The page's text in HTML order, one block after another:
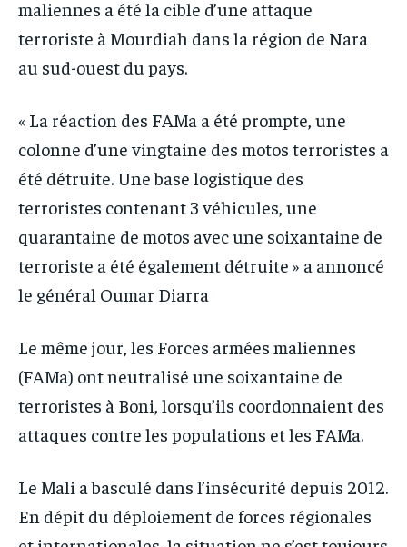
maliennes a été la cible d’une attaque
terroriste à Mourdiah dans la région de Nara
au sud-ouest du pays.
« La réaction des FAMa a été prompte, une
colonne d’une vingtaine des motos terroristes a
été détruite. Une base logistique des
terroristes contenant 3 véhicules, une
quarantaine de motos avec une soixantaine de
terroriste a été également détruite » a annoncé
le général Oumar Diarra
Le même jour, les Forces armées maliennes
(FAMa) ont neutralisé une soixantaine de
terroristes à Boni, lorsqu’ils coordonnaient des
attaques contre les populations et les FAMa.
Le Mali a basculé dans l’insécurité depuis 2012.
En dépit du déploiement de forces régionales